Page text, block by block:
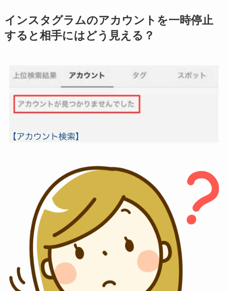
インスタグラムのアカウントを一時停止
すると相手にはどう見える？